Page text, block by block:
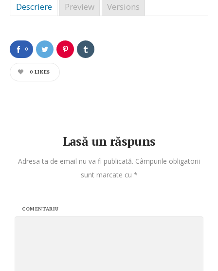
Descriere Preview Versions
0
0 LIKES
Lasă un răspuns
Adresa ta de email nu va fi publicată. Câmpurile obligatorii
sunt marcate cu *
COMENTARIU